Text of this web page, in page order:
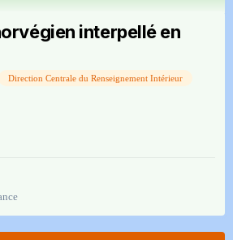
interpellé en
Direction Centrale du Renseignement Intérieur